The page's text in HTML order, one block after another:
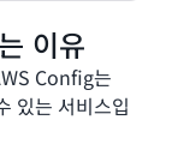
이유
Config는
있는 서비스입